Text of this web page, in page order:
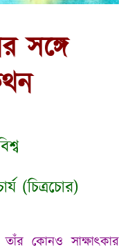
সঙ্গে
(চিত্রচোর)
কোনও সাক্ষাৎকার